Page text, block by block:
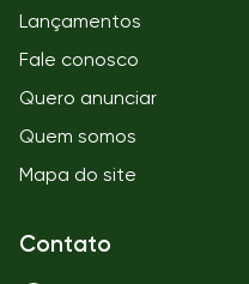
Lançamentos
Fale conosco
Quero anunciar
Quem somos
Mapa do site
Contato